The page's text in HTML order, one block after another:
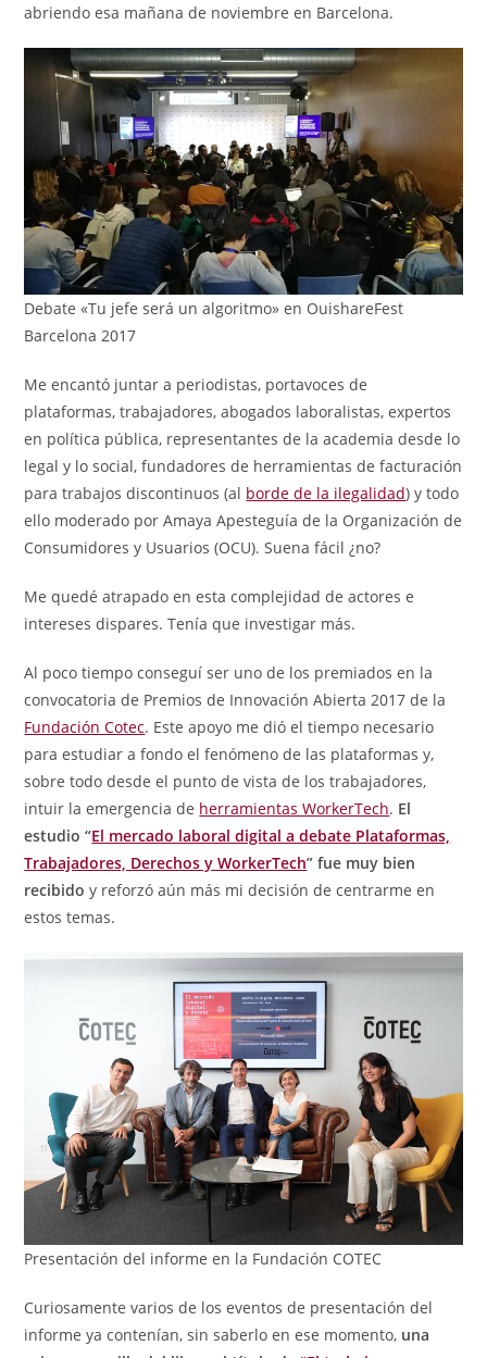
abriendo esa mañana de noviembre en Barcelona.
Debate «Tu jefe será un algoritmo» en OuishareFest
Barcelona 2017
Me encantó juntar a periodistas, portavoces de
plataformas, trabajadores, abogados laboralistas, expertos
en política pública, representantes de la academia desde lo
legal y lo social, fundadores de herramientas de facturación
para trabajos discontinuos (al borde de la ilegalidad) y todo
ello moderado por Amaya Apesteguía de la Organización de
Consumidores y Usuarios (OCU). Suena fácil ¿no?
Me quedé atrapado en esta complejidad de actores e
intereses dispares. Tenía que investigar más.
Al poco tiempo conseguí ser uno de los premiados en la
convocatoria de Premios de Innovación Abierta 2017 de la
Fundación Cotec. Este apoyo me dió el tiempo necesario
para estudiar a fondo el fenómeno de las plataformas y,
sobre todo desde el punto de vista de los trabajadores,
intuir la emergencia de herramientas WorkerTech. El
estudio “El mercado laboral digital a debate Plataformas,
Trabajadores, Derechos y WorkerTech” fue muy bien
recibido y reforzó aún más mi decisión de centrarme en
estos temas.
Presentación del informe en la Fundación COTEC
Curiosamente varios de los eventos de presentación del
informe ya contenían, sin saberlo en ese momento, una